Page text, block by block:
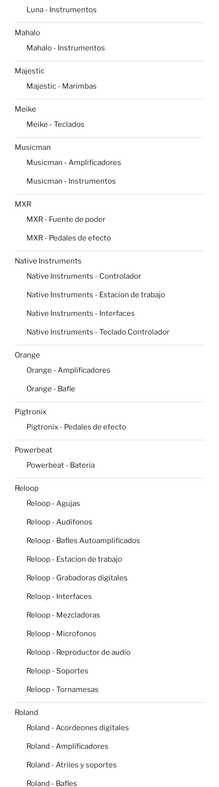
Luna - Instrumentos
Mahalo
Mahalo - Instrumentos
Majestic
Majestic - Marimbas
Meike
Meike - Teclados
Musicman
Musicman - Amplificadores
Musicman - Instrumentos
MXR
MXR - Fuente de poder
MXR - Pedales de efecto
Native Instruments
Native Instruments - Controlador
Native Instruments - Estacion de trabajo
Native Instruments - Interfaces
Native Instruments - Teclado Controlador
Orange
Orange - Amplificadores
Orange - Bafle
Pigtronix
Pigtronix - Pedales de efecto
Powerbeat
Powerbeat - Bateria
Reloop
Reloop - Agujas
Reloop - Audifonos
Reloop - Bafles Autoamplificados
Reloop - Estacion de trabajo
Reloop - Grabadoras digitales
Reloop - Interfaces
Reloop - Mezcladoras
Reloop - Microfonos
Reloop - Reproductor de audio
Reloop - Soportes
Reloop - Tornamesas
Roland
Roland - Acordeones digitales
Roland - Amplificadores
Roland - Atriles y soportes
Roland - Bafles